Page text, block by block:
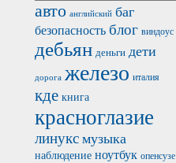
авто английский баг
безопасность блог виндоус
дебьян деньги дети
дорога железо италия
кде книга
красноглазие
линукс музыка
наблюдение ноутбук опенсузе